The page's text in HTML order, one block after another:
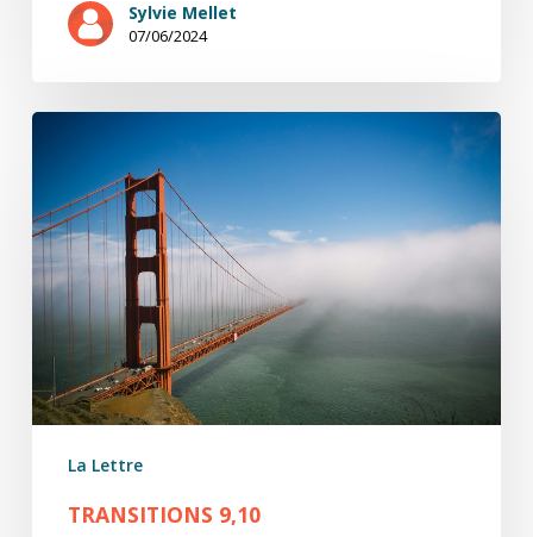
Sylvie Mellet
07/06/2024
La Lettre
TRANSITIONS 9,10